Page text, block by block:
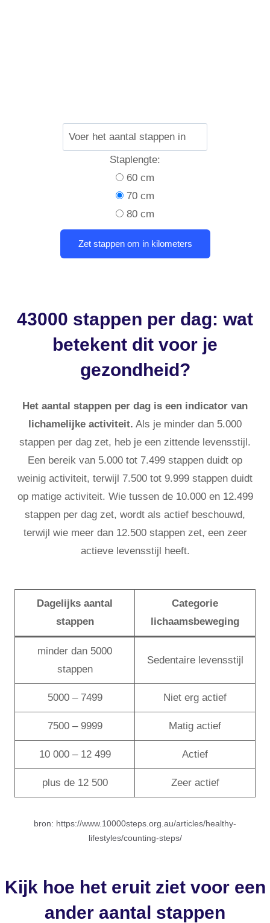
Staplengte:
60 cm
70 cm
80 cm
43000 stappen per dag: wat
betekent dit voor je
gezondheid?
Het aantal stappen per dag is een indicator van
lichamelijke activiteit. Als je minder dan 5.000
stappen per dag zet, heb je een zittende levensstijl.
Een bereik van 5.000 tot 7.499 stappen duidt op
weinig activiteit, terwijl 7.500 tot 9.999 stappen duidt
op matige activiteit. Wie tussen de 10.000 en 12.499
stappen per dag zet, wordt als actief beschouwd,
terwijl wie meer dan 12.500 stappen zet, een zeer
actieve levensstijl heeft.
Dagelijks aantal
stappen
Categorie
lichaamsbeweging
minder dan 5000
stappen
Sedentaire levensstijl
5000 – 7499 Niet erg actief
7500 – 9999 Matig actief
10 000 – 12 499 Actief
plus de 12 500 Zeer actief
bron: https://www.10000steps.org.au/articles/healthy-
lifestyles/counting-steps/
Kijk hoe het eruit ziet voor een
ander aantal stappen